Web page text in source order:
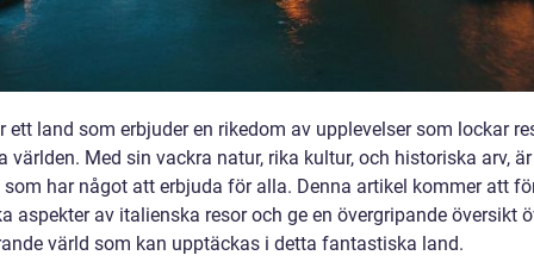
ett land som erbjuder en rikedom av upplevelser som lockar
världen. Med sin vackra natur, rika kultur, och historiska arv,
som har något att erbjuda för alla. Denna artikel kommer att
aspekter av italienska resor och ge en övergripande översikt
värld som kan upptäckas i detta fantastiska land.